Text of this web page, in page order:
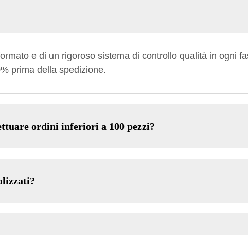
e di un rigoroso sistema di controllo qualità in ogni
prima della spedizione.
ordini inferiori a 100 pezzi?